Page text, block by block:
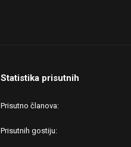
Statistika prisutnih
Prisutno članova
Prisutnih gostiju